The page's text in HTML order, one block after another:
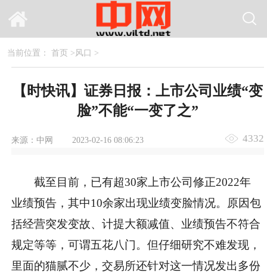
当前位置： 首页 >风口 >
【时快讯】证券日报：上市公司业绩“变
脸”不能“一变了之”
来源：中网 2023-02-16 08:06:23 4332
截至目前，已有超30家上市公司修正2022年
业绩预告，其中10余家出现业绩变脸情况。原因包
括经营突发变故、计提大额减值、业绩预告不符合
规定等等，可谓五花八门。但仔细研究不难发现，
里面的猫腻不少，交易所还针对这一情况发出多份